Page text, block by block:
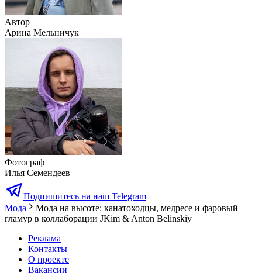
Автор
Арина Мельничук
Фотограф
Илья Семендеев
Подпишитесь на наш Telegram
Мода
Мода на высоте: канатоходцы, медресе и фаровый
гламур в коллаборации JKim & Anton Belinskiy
Реклама
Контакты
О проекте
Вакансии